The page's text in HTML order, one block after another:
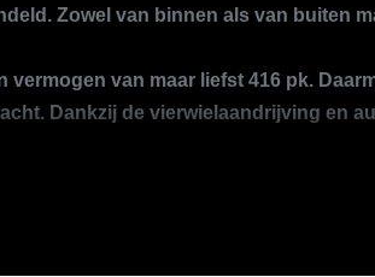
verwarmdZowel van binnen als van buiten
van maar liefst 416 pk.
Dankzij de vierwielaandrijving en